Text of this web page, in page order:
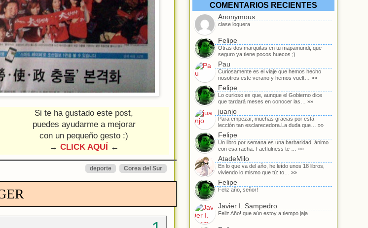
Si te ha gustado este post,
puedes ayudarme a mejorar
con un pequeño gesto :)
→ CLICK AQUÍ ←
Corea del Sur
deporte
COMENTARIOS RECIENTES
Anonymous
clase loquera
Felipe
Otras dos marquitas en tu mapamundi, que
seguro ya tiene pocos huecos ;)
Pau
Curiosamente es el viaje que hemos hecho
nosotros este verano y hemos vuelt… »»
Felipe
Lo curioso es que, aunque el Gobierno dice
que tardará meses en conocer las… »»
juanjo
Para empezar, muchas gracias por está
lección tan esclarecedora.La duda que… »»
Felipe
Un libro por semana es una barbaridad, ánimo
con esa racha. Factfulness te … »»
AtadeMilo
En lo que va del año, he leído unos 18 libros,
viviendo lo mismo que tú: to… »»
Felipe
Feliz año, señor!
Javier I. Sampedro
Feliz Año! que aún estoy a tiempo jaja